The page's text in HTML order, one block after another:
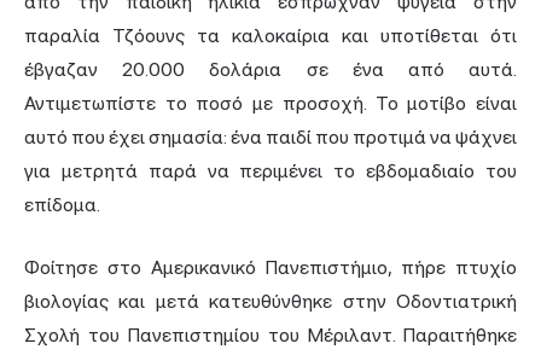
παραλία Τζόουνς τα καλοκαίρια και υποτίθεται ότι
έβγαζαν 20.000 δολάρια σε ένα από αυτά.
Αντιμετωπίστε το ποσό με προσοχή. Το μοτίβο είναι
αυτό που έχει σημασία: ένα παιδί που προτιμά να ψάχνει
για μετρητά παρά να περιμένει το εβδομαδιαίο του
επίδομα.
Φοίτησε στο Αμερικανικό Πανεπιστήμιο, πήρε πτυχίο
βιολογίας και μετά κατευθύνθηκε στην Οδοντιατρική
Σχολή του Πανεπιστημίου του Μέριλαντ. Παραιτήθηκε